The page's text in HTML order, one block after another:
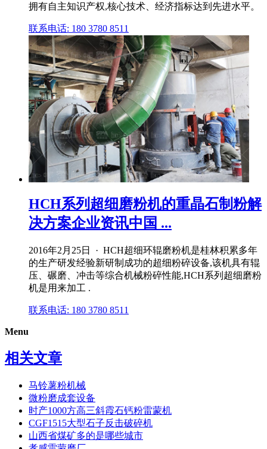
拥有自主知识产权,核心技术、经济指标达到先进水平。
联系电话: 180 3780 8511
HCH系列超细磨粉机的重晶石制粉解
决方案企业资讯中国 ...
2016年2月25日 · HCH超细环辊磨粉机是桂林积累多年
的生产研发经验新研制成功的超细粉碎设备,该机具有辊
压、碾磨、冲击等综合机械粉碎性能,HCH系列超细磨粉
机是用来加工 .
联系电话: 180 3780 8511
Menu
相关文章
马铃薯粉机械
微粉磨成套设备
时产1000方高三斜霞石钙粉雷蒙机
CGF1515大型石子反击破碎机
山西省煤矿多的是哪些城市